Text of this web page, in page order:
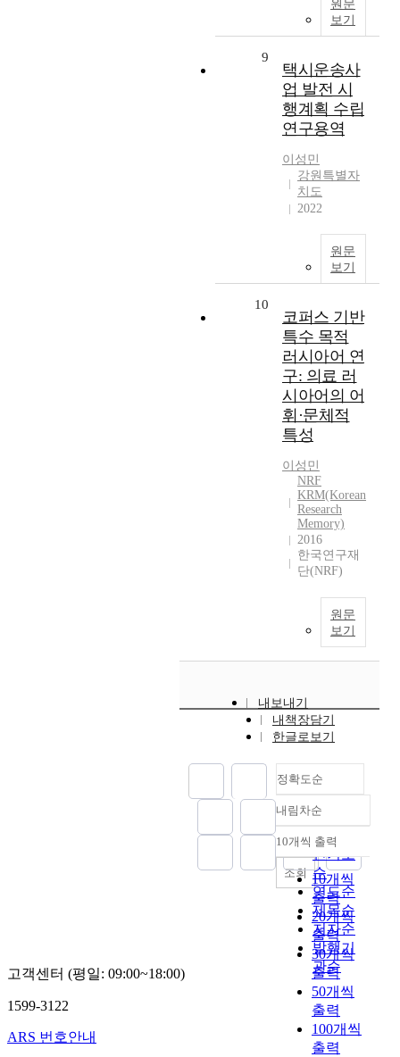
원문
보기
9
택시운송사
업 발전 시
행계획 수립
연구용역
이성민
강원특별자
치도
2022
원문
보기
10
코퍼스 기반
특수 목적
러시아어 연
구: 의료 러
시아어의 어
휘·문체적
특성
이성민
NRF
KRM(Korean
Research
Memory)
2016
한국연구재
단(NRF)
원문
보기
내보내기
내책장담기
한글로보기
정확도순
정확도
순
인기도
순
연도순
제목순
저자순
발행기
관순
내림차순
내림차순
10개씩 출력
10개씩
출력
20개씩
출력
30개씩
출력
50개씩
출력
100개씩
출력
조회
고객센터 (평일: 09:00~18:00)
1599-3122
ARS 번호안내